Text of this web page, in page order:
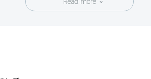
じて、改めて本当に多くの方々が女子サッカーを応援
してくださっていることを実感することができたこと
Read more